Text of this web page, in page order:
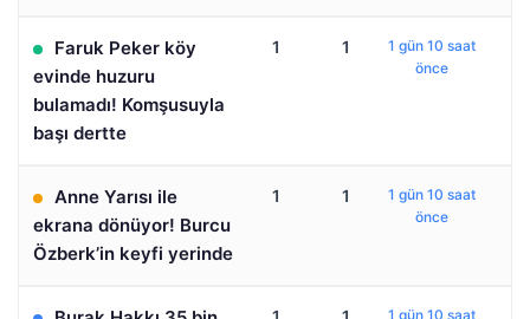
Faruk Peker köy
evinde huzuru
bulamadı! Komşusuyla
başı dertte
1 1
1 gün 10 saat
önce
Anne Yarısı ile
ekrana dönüyor! Burcu
Özberk’in keyfi yerinde
1 1
1 gün 10 saat
önce
1 gün 10 saat